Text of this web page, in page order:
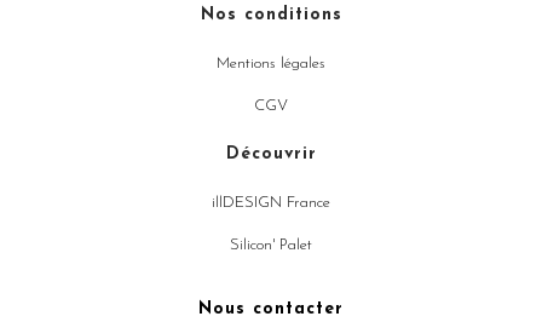
Nos conditions
Mentions légales
CGV
Découvrir
illDESIGN France
Silicon' Palet
Nous contacter